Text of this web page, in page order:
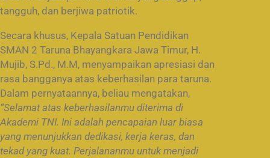
tangguh, dan berjiwa patriotik.
Secara khusus, Kepala Satuan Pendidikan
SMAN 2 Taruna Bhayangkara Jawa Timur, H.
Mujib, S.Pd., M.M, menyampaikan apresiasi dan
rasa bangganya atas keberhasilan para taruna.
Dalam pernyataannya, beliau mengatakan,
“Selamat atas keberhasilanmu diterima di
Akademi TNI. Ini adalah pencapaian luar biasa
yang menunjukkan dedikasi, kerja keras, dan
tekad yang kuat. Perjalananmu untuk menjadi